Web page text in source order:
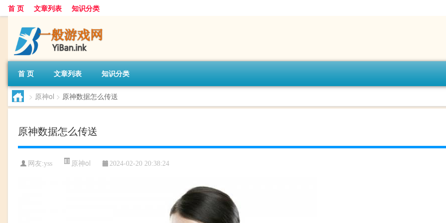
首 页 文章列表 知识分类
首 页 文章列表 知识分类
> 原神ol > 原神数据怎么传送
原神数据怎么传送
网友:yss 原神ol 2024-02-20 20:38:24